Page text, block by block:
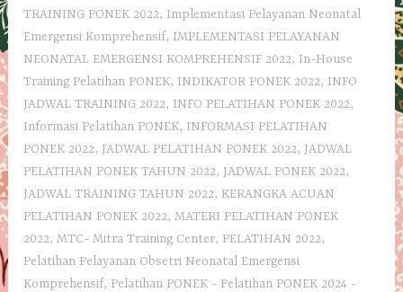
TRAINING PONEK 2022, Implementasi Pelayanan Neonatal
Emergensi Komprehensif, IMPLEMENTASI PELAYANAN
NEONATAL EMERGENSI KOMPREHENSIF 2022, In-House
Training Pelatihan PONEK, INDIKATOR PONEK 2022, INFO
JADWAL TRAINING 2022, INFO PELATIHAN PONEK 2022,
Informasi Pelatihan PONEK, INFORMASI PELATIHAN
PONEK 2022, JADWAL PELATIHAN PONEK 2022, JADWAL
PELATIHAN PONEK TAHUN 2022, JADWAL PONEK 2022,
JADWAL TRAINING TAHUN 2022, KERANGKA ACUAN
PELATIHAN PONEK 2022,MATERI PELATIHAN PONEK
2022,MTC- Mitra Training Center, PELATIHAN 2022,
Pelatihan Pelayanan Obsetri Neonatal Emergensi
Komprehensif, Pelatihan PONEK - Pelatihan PONEK 2024 -